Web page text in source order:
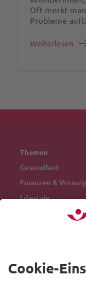
Oft merkt
Probleme
Weiterlesen
Themen
Gesundheit
Finanzen &
Lifestyle
Recht